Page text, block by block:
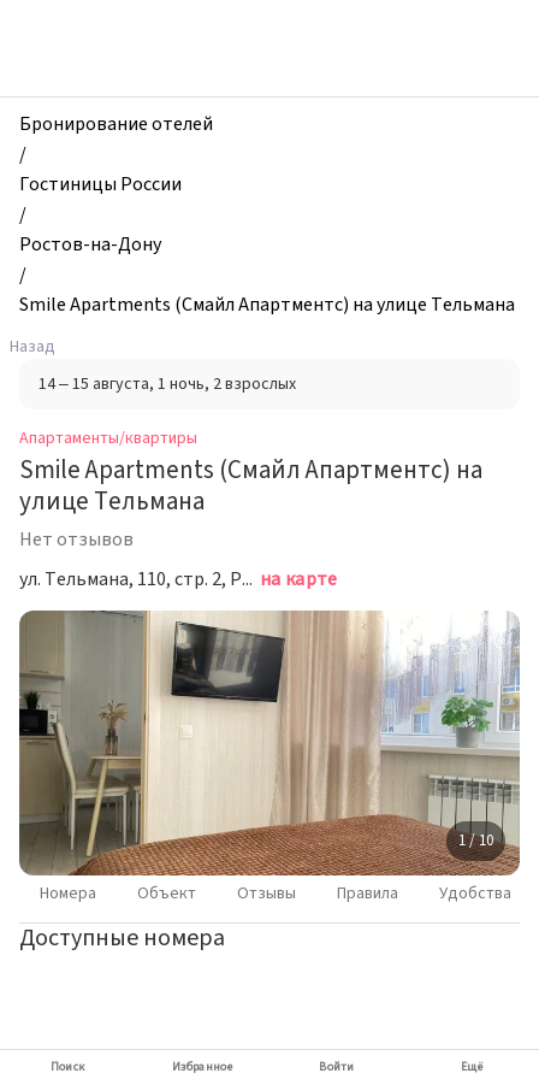
и
квартиры,
Smile
Apartments
(Смайл
Апартментс)
на
улице
Тельмана,
Ростов-
на-
Дону,
Россия
Бронирование отелей
/
Гостиницы России
/
Ростов-на-Дону
/
Smile Apartments (Смайл Апартментс) на улице Тельмана
Назад
14 – 15 августа, 1 ночь, 2 взрослых
Апартаменты/квартиры
Smile Apartments (Смайл Апартментс) на
улице Тельмана
Нет отзывов
ул. Тельмана, 110, стр. 2, Ростов-на-Дону на карте
1 / 10
Номера Объект Отзывы Правила Удобства
Доступные номера
Поиск Избранное Войти Ещё